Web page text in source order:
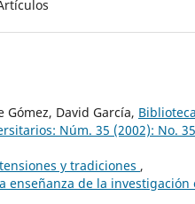
David García,
Núm. 35 (2002): No.
y tradiciones ,
enseñanza de la investigación